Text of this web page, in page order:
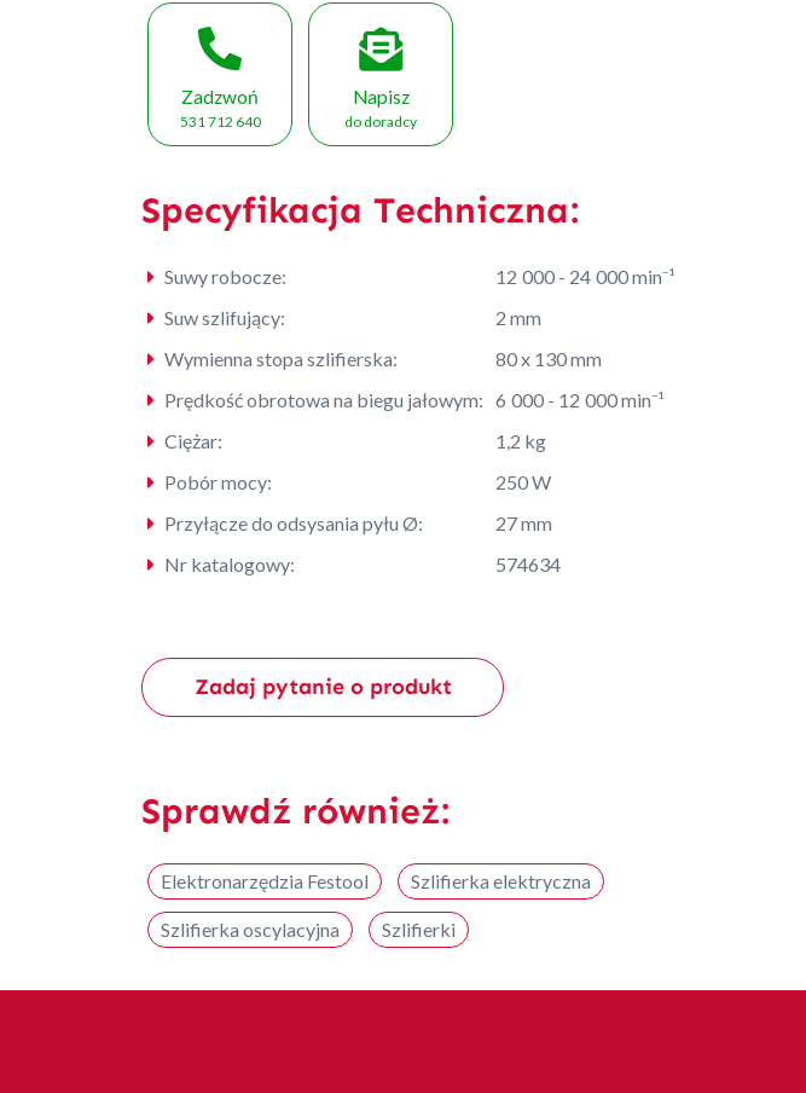
Zadzwoń
531 712 640
Napisz
do doradcy
Specyfikacja Techniczna:
Suwy robocze:
12 000 - 24 000 min⁻¹
Suw szlifujący:
2 mm
Wymienna stopa szlifierska:
80 x 130 mm
Prędkość obrotowa na biegu jałowym: 6 000 - 12 000 min⁻¹
Ciężar:
1,2 kg
Pobór mocy:
250 W
Przyłącze do odsysania pyłu Ø:
27 mm
Nr katalogowy:
574634
Zadaj pytanie o produkt
Sprawdź również:
Elektronarzędzia Festool Szlifierka elektryczna
Szlifierka oscylacyjna Szlifierki